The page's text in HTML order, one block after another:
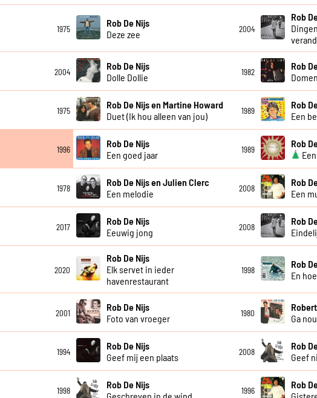
1975
Rob De Nijs
Deze zee
2004
Rob
2004
Rob De Nijs
Dolle Dollie
1982
Rob
1975
Rob De Nijs en Martine Howard
Duet (Ik hou alleen van jou)
1989
Rob
Een
1996
Rob De Nijs
Een goed jaar
1989
Rob
1978
Rob De Nijs en Julien Clerc
Een melodie
2008
Rob
Een
2017
Rob De Nijs
Eeuwig jong
2008
Rob
2020
Rob De Nijs
Elk servet in ieder
havenrestaurant
1998
Rob
En hoe
2001
Rob De Nijs
Foto van vroeger
1980
Ga
1994
Rob De Nijs
Geef mij een plaats
2008
Rob
Geef
1998
Rob De Nijs
1996
Rob